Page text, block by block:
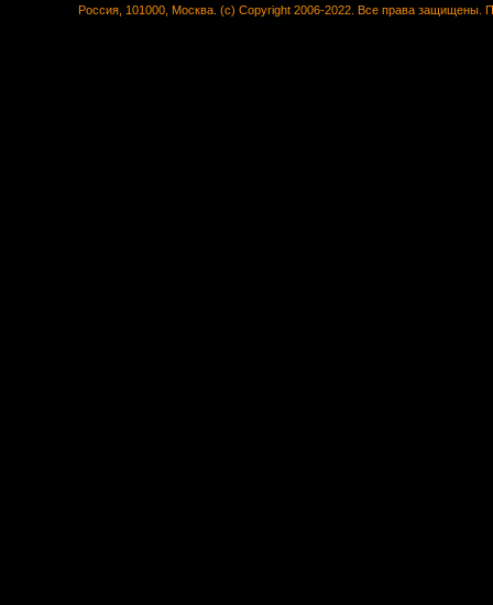
Россия, 101000, Москва. (c) Copyright 2006-2022. Все права защищены.